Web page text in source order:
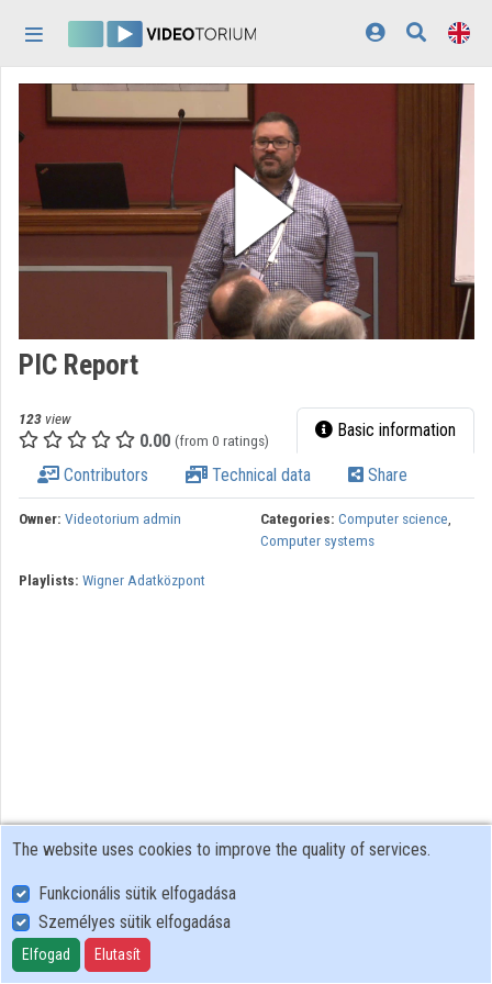
Home
Discovery
Categories
Contributors
Appearance:
PIC Report
123 view
0.00 (from 0 ratings) Basic information
Contributors Technical data Share
Owner: Videotorium admin Categories: Computer science,
Computer systems
Playlists: Wigner Adatközpont
User Policy
Adatkezelési tájékoztató (en)
Cookie Policy
The website uses cookies to improve the quality of services.
Funkcionális sütik elfogadása
Személyes sütik elfogadása
Elfogad Elutasít